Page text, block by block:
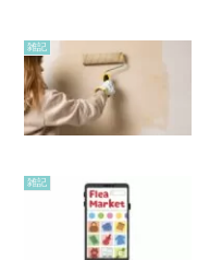
雑記
雑記